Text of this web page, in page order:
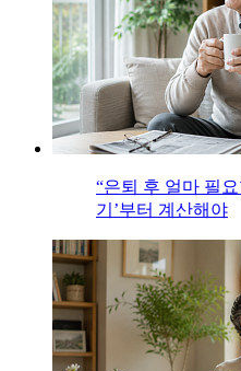
“은퇴 후 얼마 필
기’부터 계산해야